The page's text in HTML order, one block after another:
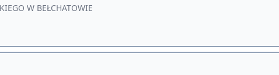
W BEŁCHATOWIE